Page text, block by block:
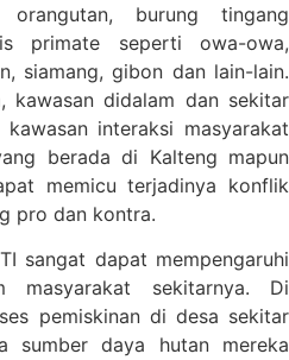
burung tingang
primate seperti owa-owa,
siamang, gibon dan lain-lain.
kawasan didalam dan sekitar
interaksi masyarakat
berada di Kalteng mapun
memicu terjadinya konflik
pro dan kontra.
sangat dapat mempengaruhi
masyarakat sekitarnya. Di
pemiskinan di desa sekitar
sumber daya hutan mereka